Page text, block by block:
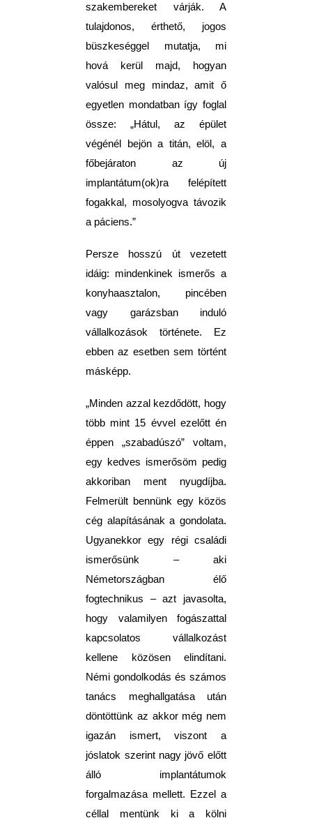
szakembereket várják. A
tulajdonos, érthető, jogos
büszkeséggel mutatja, mi
hová kerül majd, hogyan
valósul meg mindaz, amit ő
egyetlen mondatban így foglal
össze: „Hátul, az épület
végénél bejön a titán, elöl, a
főbejáraton az új
implantátum(ok)ra felépített
fogakkal, mosolyogva távozik
a páciens.”
Persze hosszú út vezetett
idáig: mindenkinek ismerős a
konyhaasztalon, pincében
vagy garázsban induló
vállalkozások története. Ez
ebben az esetben sem történt
másképp.
„Minden azzal kezdődött, hogy
több mint 15 évvel ezelőtt én
éppen „szabadúszó” voltam,
egy kedves ismerősöm pedig
akkoriban ment nyugdíjba.
Felmerült bennünk egy közös
cég alapításának a gondolata.
Ugyanekkor egy régi családi
ismerősünk – aki
Németországban élő
fogtechnikus – azt javasolta,
hogy valamilyen fogászattal
kapcsolatos vállalkozást
kellene közösen elindítani.
Némi gondolkodás és számos
tanács meghallgatása után
döntöttünk az akkor még nem
igazán ismert, viszont a
jóslatok szerint nagy jövő előtt
álló implantátumok
forgalmazása mellett. Ezzel a
céllal mentünk ki a kölni